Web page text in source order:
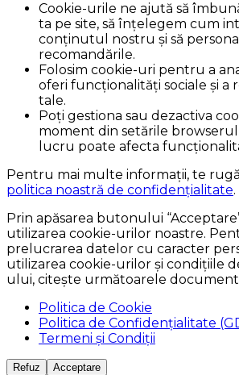
Cookie-urile ne ajută să
ta pe site, să înțelegem cum
conținutul nostru și să
recomandările.
Folosim cookie-uri pentru a
oferi funcționalități sociale și a
tale.
Poți gestiona sau dezactiva
moment din setările
lucru poate afecta
Pentru mai multe informații, te
politica noastră de confidențialitate.
Prin apăsarea butonului
utilizarea cookie-urilor noastre.
prelucrarea datelor cu caracter
utilizarea cookie-urilor și condițiile
ului, citește următoarele
Politica de Cookie
Politica de Confidențialitate
Termeni și Condiții
Refuz Acceptare